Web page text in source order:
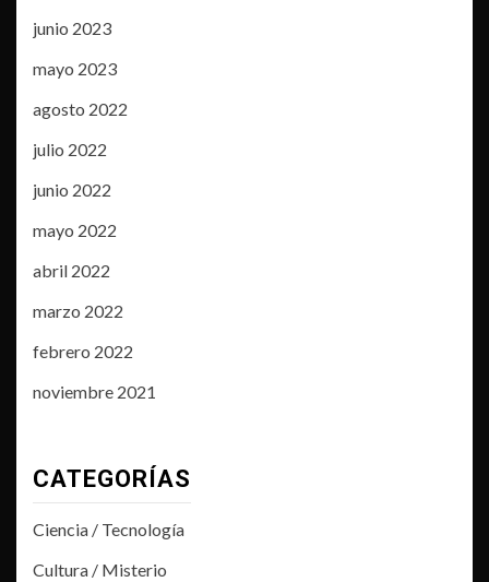
junio 2023
mayo 2023
agosto 2022
julio 2022
junio 2022
mayo 2022
abril 2022
marzo 2022
febrero 2022
noviembre 2021
CATEGORÍAS
Ciencia / Tecnología
Cultura / Misterio